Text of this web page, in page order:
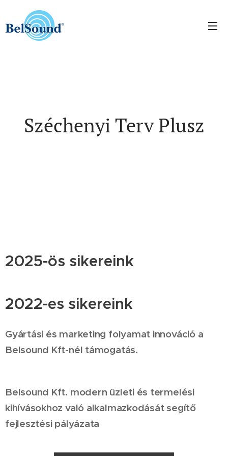
Széchenyi Terv Plusz
2025-ös sikereink
2022-es sikereink
Gyártási és marketing folyamat innováció a
Belsound Kft-nél támogatás.
Belsound Kft. modern üzleti és termelési
kihívásokhoz való alkalmazkodását segítő
fejlesztési pályázata